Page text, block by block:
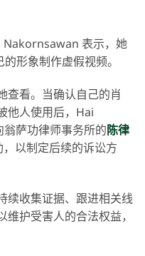
表示，她
形象制作虚假视频。
查看。当确认自己的肖
他人使用后，Hai
萨功律师事务所的陈律
以制定后续的诉讼方
续收集证据、跟进相关线
护受害人的合法权益，